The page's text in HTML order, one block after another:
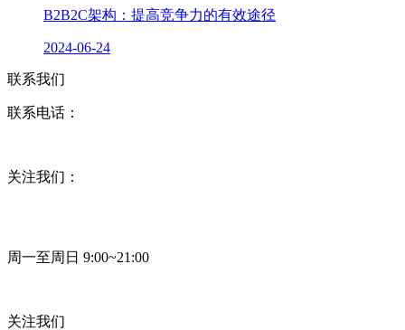
B2B2C架构：提高竞争力的有效途径
2024-06-24
联系我们
联系电话：
关注我们：
周一至周日 9:00~21:00
关注我们